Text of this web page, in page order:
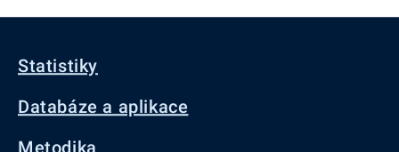
Statistiky
Databáze a aplikace
Metodika